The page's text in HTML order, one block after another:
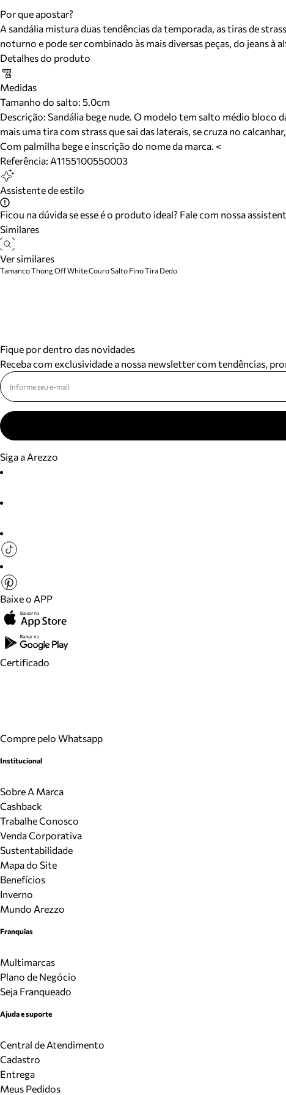
Por que apostar?
A sandália mistura duas tendências da temporada, as tiras de
noturno e pode ser combinado às mais diversas peças, do jeans à
Detalhes do produto
Medidas
Tamanho do salto: 5.0cm
Descrição: Sandália bege nude. O modelo tem salto médio bloco
mais uma tira com strass que sai das laterais, se cruza no
Com palmilha bege e inscrição do nome da marca. <
Referência: A1155100550003
Assistente de estilo
Ficou na dúvida se esse é o produto ideal? Fale com nossa
Similares
Ver similares
Tamanco Thong Off White Couro Salto Fino Tira Dedo
Fique por dentro das novidades
Receba com exclusividade a nossa newsletter com tendências,
Siga a Arezzo
Baixe o APP
Certificado
Compre pelo Whatsapp
Institucional
Sobre A Marca
Cashback
Trabalhe Conosco
Venda Corporativa
Sustentabilidade
Mapa do Site
Benefícios
Inverno
Mundo Arezzo
Franquias
Multimarcas
Plano de Negócio
Seja Franqueado
Ajuda e suporte
Central de Atendimento
Cadastro
Entrega
Meus Pedidos